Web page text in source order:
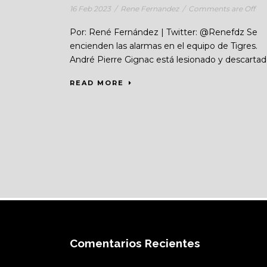
16 Feb 2023 / Rene Fernandez / Comments are Off
Por: René Fernández | Twitter: @Renefdz Se
encienden las alarmas en el equipo de Tigres.
André Pierre Gignac está lesionado y
READ MORE
Comentarios Recientes